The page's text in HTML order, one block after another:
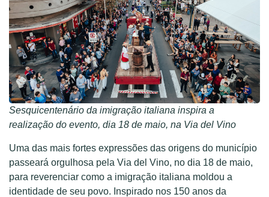
Sesquicentenário da imigração italiana inspira a
realização do evento, dia 18 de maio, na Via del Vino
Uma das mais fortes expressões das origens do município
passeará orgulhosa pela Via del Vino, no dia 18 de maio,
para reverenciar como a imigração italiana moldou a
identidade de seu povo. Inspirado nos 150 anos da